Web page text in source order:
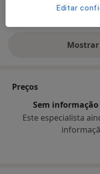
Transtornos de
Preços
Sem informação
Este especialista
Editar